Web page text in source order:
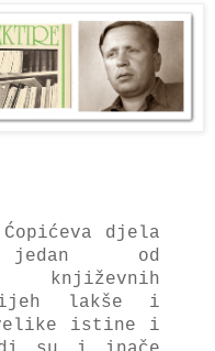
djela
od
lakše i
velike istine i